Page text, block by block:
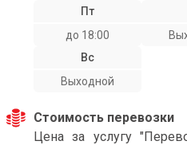
Пт
до 18:00
Вс
Выходной
Стоимость перевозки
Цена за услугу